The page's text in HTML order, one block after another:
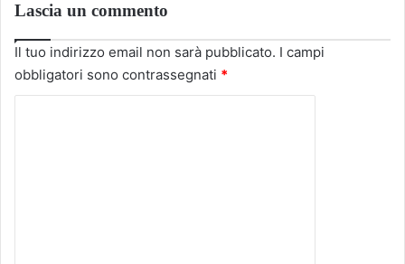
Lascia un commento
Il tuo indirizzo email non sarà pubblicato. I campi
obbligatori sono contrassegnati *